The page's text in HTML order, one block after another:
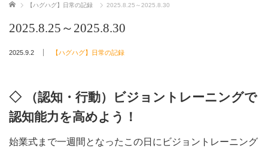
ホーム 【ハグハグ】日常の記録 2025.8.25～2025.8.30
2025.8.25～2025.8.30
2025.9.2 【ハグハグ】日常の記録
◇ （認知・行動）ビジョントレーニングで
認知能力を高めよう！
始業式まで一週間となったこの日にビジョントレーニング